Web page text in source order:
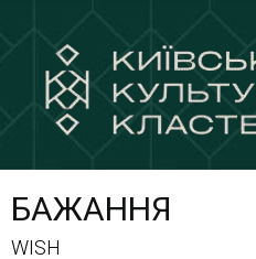
БАЖАННЯ
WISH